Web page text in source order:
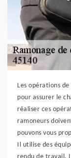
Les opérations
pour assurer le
réaliser ces
ramoneurs
pouvons vous
Il utilise des